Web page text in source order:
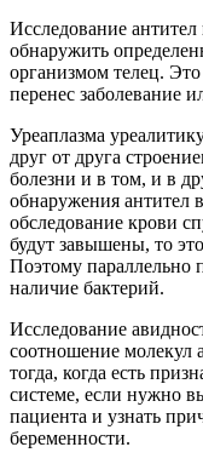
Исследование антител
обнаружить
организмом телец.
перенес заболевание
Уреаплазма
друг от друга
болезни и в том, и в
обнаружения антител
обследование крови
будут завышены, то
Поэтому параллельно
наличие бактерий.
Исследование
соотношение молекул
тогда, когда есть
системе, если нужно
пациента и узнать
беременности.